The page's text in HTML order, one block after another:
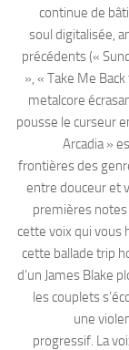
continue de
soul digitalisée,
précédents («
», « Take Me
metalcore
pousse le curseur
Arcadia »
frontières des
entre douceur et
premières notes
cette voix qui vous
cette ballade trip
d’un James Blake
les couplets
une
progressif. La